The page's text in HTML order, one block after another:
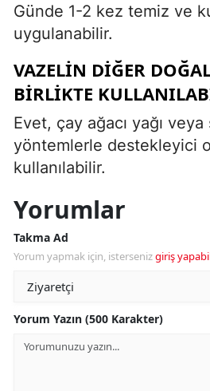
Günde 1-2 kez temiz ve
uygulanabilir.
VAZELIN DIĞER
BIRLIKTE
Evet, çay ağacı yağı
yöntemlerle destekleyici
kullanılabilir.
Yorumlar
Takma Ad
Yorum yapmak için, istersenizgiriş
Yorum Yazın (500 Karakter)